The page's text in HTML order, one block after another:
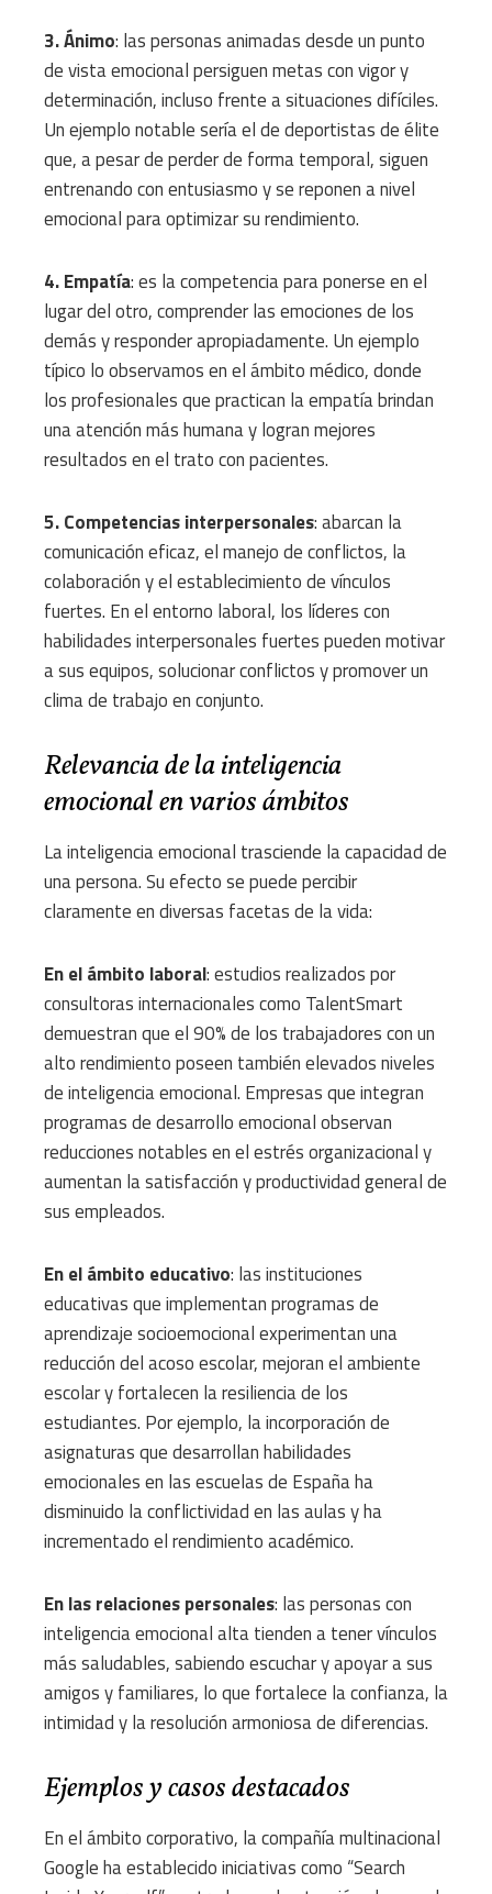
3. Ánimo: las personas animadas desde un punto
de vista emocional persiguen metas con vigor y
determinación, incluso frente a situaciones difíciles.
Un ejemplo notable sería el de deportistas de élite
que, a pesar de perder de forma temporal, siguen
entrenando con entusiasmo y se reponen a nivel
emocional para optimizar su rendimiento.
4. Empatía: es la competencia para ponerse en el
lugar del otro, comprender las emociones de los
demás y responder apropiadamente. Un ejemplo
típico lo observamos en el ámbito médico, donde
los profesionales que practican la empatía brindan
una atención más humana y logran mejores
resultados en el trato con pacientes.
5. Competencias interpersonales: abarcan la
comunicación eficaz, el manejo de conflictos, la
colaboración y el establecimiento de vínculos
fuertes. En el entorno laboral, los líderes con
habilidades interpersonales fuertes pueden motivar
a sus equipos, solucionar conflictos y promover un
clima de trabajo en conjunto.
Relevancia de la inteligencia
emocional en varios ámbitos
La inteligencia emocional trasciende la capacidad de
una persona. Su efecto se puede percibir
claramente en diversas facetas de la vida:
En el ámbito laboral: estudios realizados por
consultoras internacionales como TalentSmart
demuestran que el 90% de los trabajadores con un
alto rendimiento poseen también elevados niveles
de inteligencia emocional. Empresas que integran
programas de desarrollo emocional observan
reducciones notables en el estrés organizacional y
aumentan la satisfacción y productividad general de
sus empleados.
En el ámbito educativo: las instituciones
educativas que implementan programas de
aprendizaje socioemocional experimentan una
reducción del acoso escolar, mejoran el ambiente
escolar y fortalecen la resiliencia de los
estudiantes. Por ejemplo, la incorporación de
asignaturas que desarrollan habilidades
emocionales en las escuelas de España ha
disminuido la conflictividad en las aulas y ha
incrementado el rendimiento académico.
En las relaciones personales: las personas con
inteligencia emocional alta tienden a tener vínculos
más saludables, sabiendo escuchar y apoyar a sus
amigos y familiares, lo que fortalece la confianza, la
intimidad y la resolución armoniosa de diferencias.
Ejemplos y casos destacados
En el ámbito corporativo, la compañía multinacional
Google ha establecido iniciativas como “Search